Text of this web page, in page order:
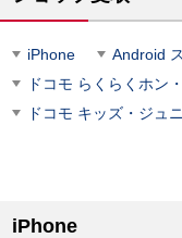
iPhone Android
ドコモ らくらくホン
ドコモ キッズ・ジュ
iPhone